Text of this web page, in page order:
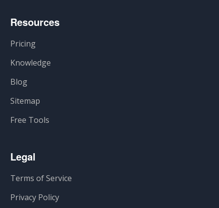
Resources
Pricing
Knowledge
Blog
Sitemap
Free Tools
Legal
Terms of Service
Privacy Policy